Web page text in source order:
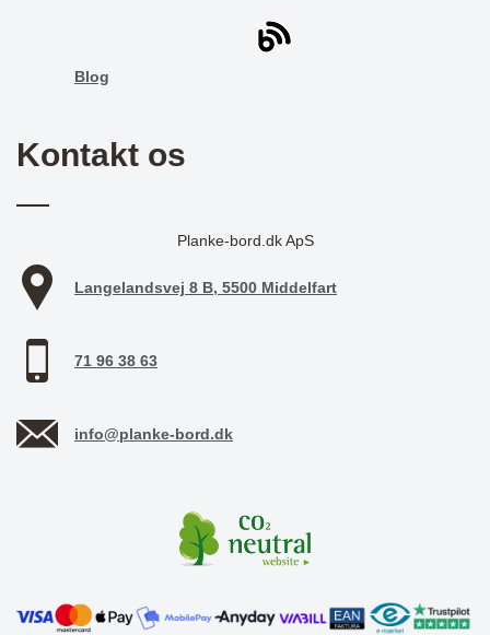
Blog
Kontakt os
Planke-bord.dk ApS
Langelandsvej 8 B, 5500 Middelfart
71 96 38 63
info@planke-bord.dk